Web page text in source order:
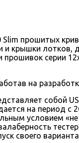
Slim прошитых
и крышки лотков,
серии
на
собой
на период с
условием «не
своего